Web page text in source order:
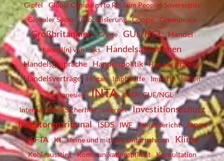
Gipfel
Global Campaign to Reclaim Peoples Sovereignty
Globaler Süden
Globalisierung Google Greenpeace
Großbritannien Grüne GUE/NGL Handel
handel(n) von links Handelsabkommen
Handelsgespräche Handelspolitik Handelsstrategie
Handelsverträge Hogan Impfstoffe Importe
Indien
Indonesien
INTA
INTA; GUE/NGL
Internationale Sicherheit
Internet
Investitionsschutz
Investorentribunal ISDS IWF Jahresbericht
Japan
JEFTA
KI kleine und mittlere Unternehmen Klima
Kohleausstieg Kommunikationspflicht
Konsultation